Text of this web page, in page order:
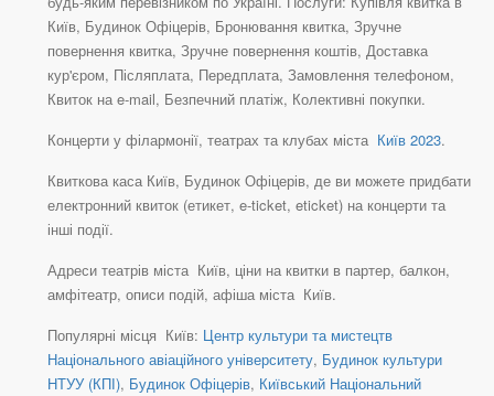
Київ, Будинок Офіцерів, Бронювання квитка, Зручне
повернення квитка, Зручне повернення коштів, Доставка
кур'єром, Післяплата, Передплата, Замовлення телефоном,
Квиток на e-mail, Безпечний платіж, Колективні покупки.
Концерти у філармонії, театрах та клубах міста Київ 2023.
Квиткова каса Київ, Будинок Офіцерів, де ви можете придбати
електронний квиток (етикет, e-ticket, eticket) на концерти та
інші події.
Адреси театрів міста Київ, ціни на квитки в партер, балкон,
амфітеатр, описи подій, афіша міста Київ.
Популярні місця Київ: Центр культури та мистецтв
Національного авіаційного університету, Будинок культури
НТУУ (КПІ), Будинок Офіцерів, Київський Національний